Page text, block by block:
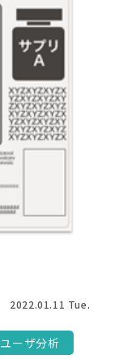
2022.01.11 Tue.
ユーザ分析